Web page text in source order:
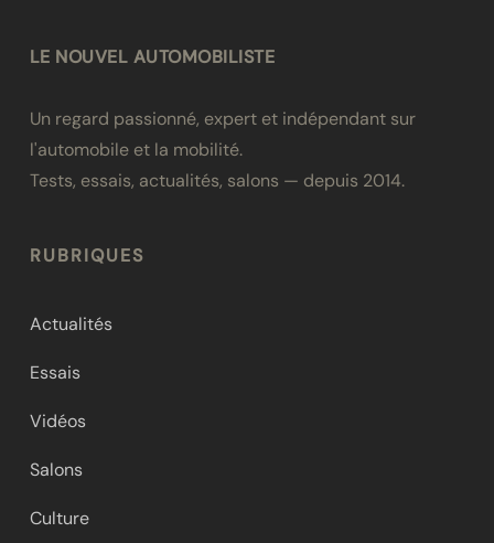
LE NOUVEL AUTOMOBILISTE
Un regard passionné, expert et indépendant sur
l'automobile et la mobilité.
Tests, essais, actualités, salons — depuis 2014.
RUBRIQUES
Actualités
Essais
Vidéos
Salons
Culture